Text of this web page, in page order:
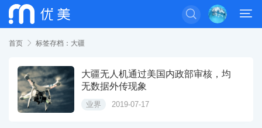


首页  标签存档：大疆
大疆无人机通过美国内政部审核，均
无数据外传现象
业界 2019-07-17